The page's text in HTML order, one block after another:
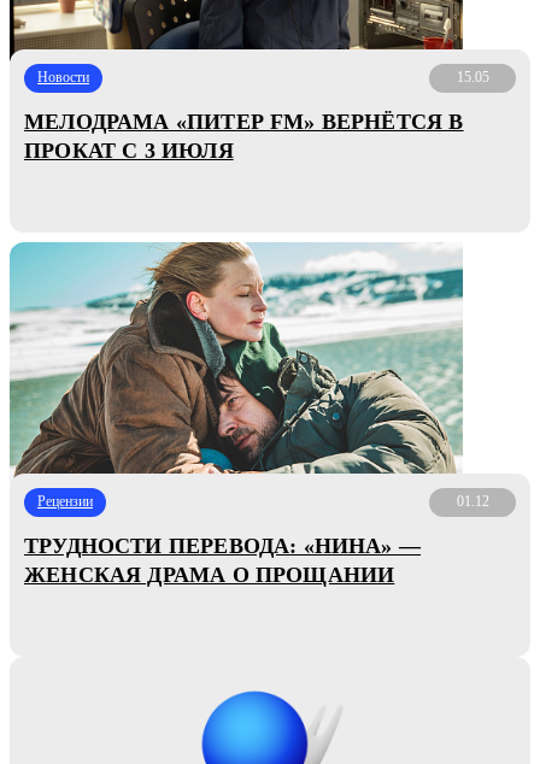
Новости 15.05
МЕЛОДРАМА «ПИТЕР FM» ВЕРНЁТСЯ В
ПРОКАТ С 3 ИЮЛЯ
Рецензии 01.12
ТРУДНОСТИ ПЕРЕВОДА: «НИНА» —
ЖЕНСКАЯ ДРАМА О ПРОЩАНИИ